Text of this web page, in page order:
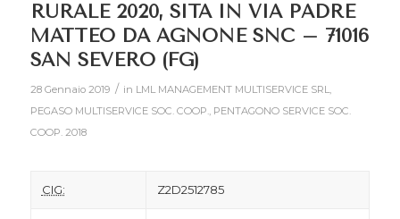
RURALE 2020, SITA IN VIA PADRE
MATTEO DA AGNONE SNC – 71016
SAN SEVERO (FG)
28 Gennaio 2019 / in LML MANAGEMENT MULTISERVICE SRL,
PEGASO MULTISERVICE SOC. COOP., PENTAGONO SERVICE SOC.
COOP. 2018
CIG: Z2D2512785